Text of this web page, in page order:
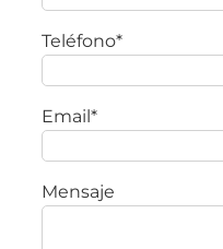
Teléfono*
Email*
Mensaje